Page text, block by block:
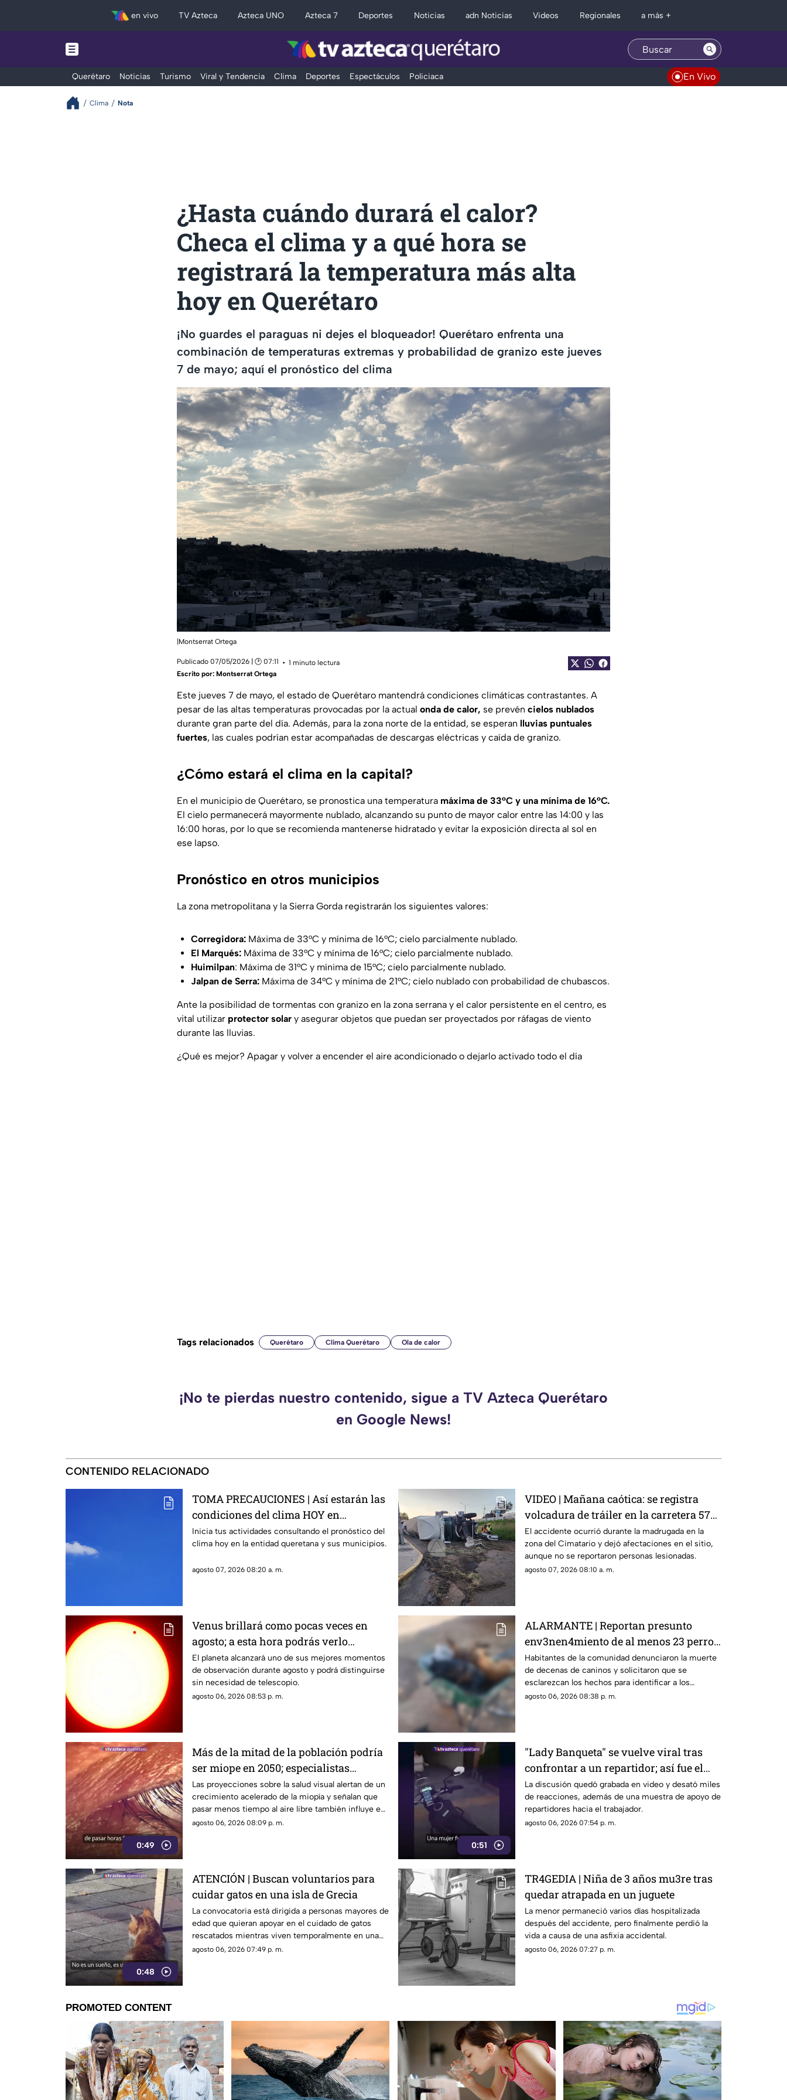
en vivo TV Azteca Azteca UNO Azteca 7 Deportes Noticias adn Noticias Videos Regionales a más +
Querétaro Noticias Turismo Viral y Tendencia Clima Deportes Espectáculos Policiaca En Vivo
Clima Nota
¿Hasta cuándo durará el calor?
Checa el clima y a qué hora se
registrará la temperatura más alta
hoy en Querétaro
¡No guardes el paraguas ni dejes el bloqueador! Querétaro enfrenta una
combinación de temperaturas extremas y probabilidad de granizo este jueves
7 de mayo; aquí el pronóstico del clima
|Montserrat Ortega
Publicado 07/05/2026 | 🕑 07:11
1 minuto lectura
Escrito por: Montserrat Ortega
Este jueves 7 de mayo, el estado de Querétaro mantendrá condiciones climáticas contrastantes. A
pesar de las altas temperaturas provocadas por la actual onda de calor, se prevén cielos nublados
durante gran parte del día. Además, para la zona norte de la entidad, se esperan lluvias puntuales
fuertes, las cuales podrían estar acompañadas de descargas eléctricas y caída de granizo.
¿Cómo estará el clima en la capital?
En el municipio de Querétaro, se pronostica una temperatura máxima de 33°C y una mínima de 16°C.
El cielo permanecerá mayormente nublado, alcanzando su punto de mayor calor entre las 14:00 y las
16:00 horas, por lo que se recomienda mantenerse hidratado y evitar la exposición directa al sol en
ese lapso.
Pronóstico en otros municipios
La zona metropolitana y la Sierra Gorda registrarán los siguientes valores:
Corregidora: Máxima de 33°C y mínima de 16°C; cielo parcialmente nublado.
El Marqués: Máxima de 33°C y mínima de 16°C; cielo parcialmente nublado.
Huimilpan: Máxima de 31°C y mínima de 15°C; cielo parcialmente nublado.
Jalpan de Serra: Máxima de 34°C y mínima de 21°C; cielo nublado con probabilidad de chubascos.
Ante la posibilidad de tormentas con granizo en la zona serrana y el calor persistente en el centro, es
vital utilizar protector solar y asegurar objetos que puedan ser proyectados por ráfagas de viento
durante las lluvias.
¿Qué es mejor? Apagar y volver a encender el aire acondicionado o dejarlo activado todo el día
Tags relacionados Querétaro Clima Querétaro Ola de calor
¡No te pierdas nuestro contenido, sigue a TV Azteca Querétaro
en Google News!
CONTENIDO RELACIONADO
TOMA PRECAUCIONES | Así estarán las
condiciones del clima HOY en
Querétaro
Inicia tus actividades consultando el pronóstico del
clima hoy en la entidad queretana y sus municipios.
agosto 07, 2026 08:20 a. m.
VIDEO | Mañana caótica: se registra
volcadura de tráiler en la carretera 57
rumbo a Celaya
El accidente ocurrió durante la madrugada en la
zona del Cimatario y dejó afectaciones en el sitio,
aunque no se reportaron personas lesionadas.
agosto 07, 2026 08:10 a. m.
Venus brillará como pocas veces en
agosto; a esta hora podrás verlo
durante este mes
El planeta alcanzará uno de sus mejores momentos
de observación durante agosto y podrá distinguirse
sin necesidad de telescopio.
agosto 06, 2026 08:53 p. m.
ALARMANTE | Reportan presunto
env3nen4miento de al menos 23 perros
en esta zona de Querétaro: IMAGENES
SENSIBLES
Habitantes de la comunidad denunciaron la muerte
de decenas de caninos y solicitaron que se
esclarezcan los hechos para identificar a los
posibles responsables.
agosto 06, 2026 08:38 p. m.
0:49
Más de la mitad de la población podría
ser miope en 2050; especialistas
advierten las causas
Las proyecciones sobre la salud visual alertan de un
crecimiento acelerado de la miopía y señalan que
pasar menos tiempo al aire libre también influye en
su desarrollo.
agosto 06, 2026 08:09 p. m.
0:51
"Lady Banqueta" se vuelve viral tras
confrontar a un repartidor; así fue el
momento
La discusión quedó grabada en video y desató miles
de reacciones, además de una muestra de apoyo de
repartidores hacia el trabajador.
agosto 06, 2026 07:54 p. m.
0:48
ATENCIÓN | Buscan voluntarios para
cuidar gatos en una isla de Grecia
La convocatoria está dirigida a personas mayores de
edad que quieran apoyar en el cuidado de gatos
rescatados mientras viven temporalmente en una
isla griega.
agosto 06, 2026 07:49 p. m.
TR4GEDIA | Niña de 3 años mu3re tras
quedar atrapada en un juguete
La menor permaneció varios días hospitalizada
después del accidente, pero finalmente perdió la
vida a causa de una asfixia accidental.
agosto 06, 2026 07:27 p. m.